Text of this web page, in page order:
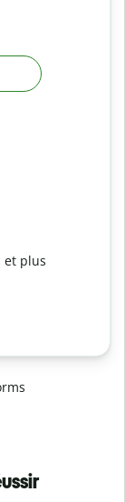
et plus